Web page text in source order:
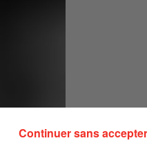
Continuer sans accepter